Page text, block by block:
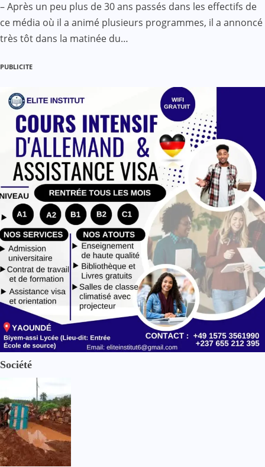
– Après un peu plus de 30 ans passés dans les effectifs de
ce média où il a animé plusieurs programmes, il a annoncé
très tôt dans la matinée du…
PUBLICITE
Société